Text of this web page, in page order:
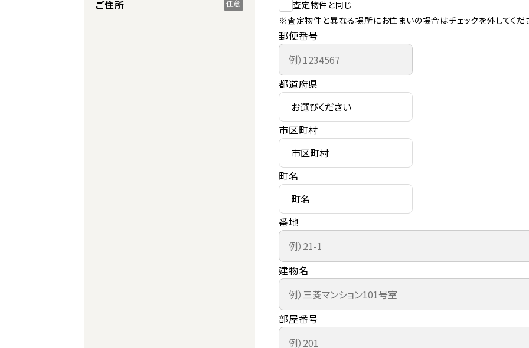
ご住所 任意
査定物件と同じ
※査定物件と異なる場所にお住まいの場合はチェックを外してくだ
郵便番号
都道府県
市区町村
町名
番地
建物名
部屋番号